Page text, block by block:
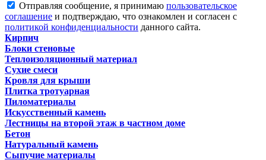
Отправляя сообщение, я принимаю пользовательское
соглашение и подтверждаю, что ознакомлен и согласен с
политикой конфиденциальности данного сайта.
Кирпич
Блоки стеновые
Теплоизоляционный материал
Сухие смеси
Кровля для крыши
Плитка тротуарная
Пиломатериалы
Искусственный камень
Лестницы на второй этаж в частном доме
Бетон
Натуральный камень
Сыпучие материалы